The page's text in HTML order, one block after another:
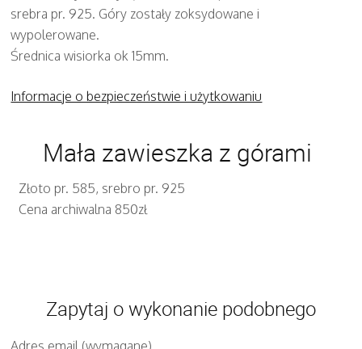
srebra pr. 925. Góry zostały zoksydowane i
wypolerowane.
Średnica wisiorka ok 15mm.
Informacje o bezpieczeństwie i użytkowaniu
Mała zawieszka z górami
Złoto pr. 585, srebro pr. 925
Cena archiwalna 850zł
Zapytaj o wykonanie podobnego
Adres email (wymagane)